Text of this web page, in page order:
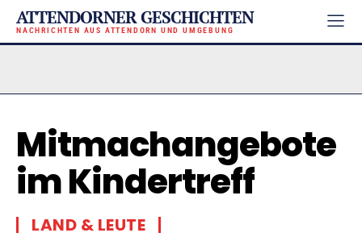
ATTENDORNER GESCHICHTEN
NACHRICHTEN AUS ATTENDORN UND UMGEBUNG
Mitmachangebote
im Kindertreff
LAND & LEUTE